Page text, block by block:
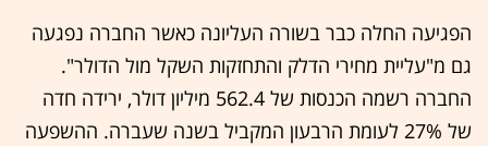
הפגיעה החלה כבר בשורה העליונה כאשר החברה נפגעה
גם מ"עליית מחירי הדלק והתחזקות השקל מול הדולר".
החברה רשמה הכנסות של 562.4 מיליון דולר, ירידה חדה
של 27% לעומת הרבעון המקביל בשנה שעברה. ההשפעה